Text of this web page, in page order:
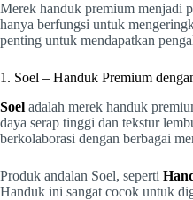
Merek handuk premium menjadi
hanya berfungsi untuk
penting untuk mendapatkan
1. Soel – Handuk Premium
Soel adalah merek handuk
daya serap tinggi dan tekstur
berkolaborasi dengan berbagai
Produk andalan Soel, seperti
Handuk ini sangat cocok untuk